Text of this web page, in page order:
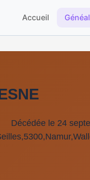
Accueil
Décédée le 24